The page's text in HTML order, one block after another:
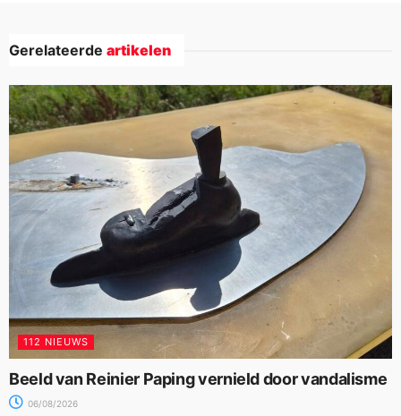
Gerelateerde artikelen
112 NIEUWS
Beeld van Reinier Paping vernield door vandalisme
06/08/2026